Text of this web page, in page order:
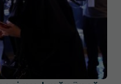
nu-l mănâncă
o bere,